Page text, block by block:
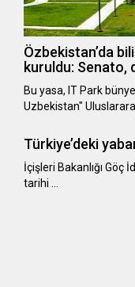
Özbekistan’da
kuruldu: Senato,
Bu yasa, IT Park
Uzbekistan"
Türkiye’deki
​​​​​​​İçişleri Bakanlığı Göç
tarihi …